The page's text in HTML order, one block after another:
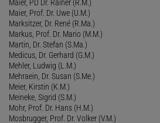
Maier, PD Dr. Rainer (R.M.)
Maier, Prof. Dr. Uwe (U.M.)
Marksitzer, Dr. René (R.Ma.)
Markus, Prof. Dr. Mario (M.M.)
Martin, Dr. Stefan (S.Ma.)
Medicus, Dr. Gerhard (G.M.)
Mehler, Ludwig (L.M.)
Mehraein, Dr. Susan (S.Me.)
Meier, Kirstin (K.M.)
Meineke, Sigrid (S.M.)
Mohr, Prof. Dr. Hans (H.M.)
Mosbrugger, Prof. Dr. Volker (V.M.)